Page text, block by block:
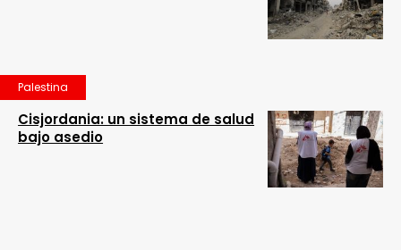
Palestina
Cisjordania: un sistema de salud
bajo asedio